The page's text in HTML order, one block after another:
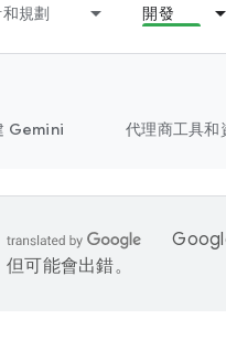
規劃 開發
Gemini 代理商工具和
但可能會出錯。